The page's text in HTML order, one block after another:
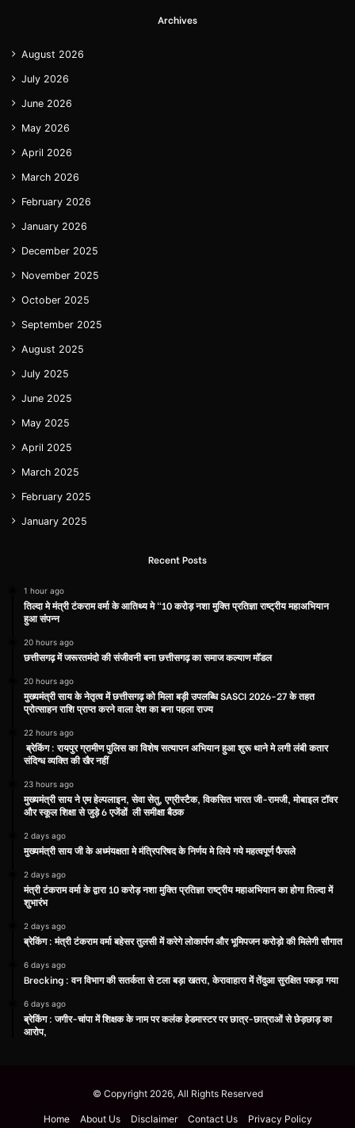
Archives
August 2026
July 2026
June 2026
May 2026
April 2026
March 2026
February 2026
January 2026
December 2025
November 2025
October 2025
September 2025
August 2025
July 2025
June 2025
May 2025
April 2025
March 2025
February 2025
January 2025
Recent Posts
1 hour ago
तिल्दा मे मंत्री टंकराम वर्मा के आतिथ्य मे “10 करोड़ नशा मुक्ति प्रतिज्ञा राष्ट्रीय महाअभियान
हुआ संपन्न
20 hours ago
छत्तीसगढ़ में जरूरतमंदो की संजीवनी बना छत्तीसगढ़ का समाज कल्याण मॉडल
20 hours ago
मुख्यमंत्री साय के नेतृत्व में छत्तीसगढ़ को मिला बड़ी उपलब्धि SASCI 2026-27 के तहत
प्रोत्साहन राशि प्राप्त करने वाला देश का बना पहला राज्य
22 hours ago
ब्रेकिंग : रायपुर ग्रामीण पुलिस का विशेष सत्यापन अभियान हुआ शुरू थाने मे लगी लंबी कतार
संदिग्ध व्यक्ति की खैर नहीं
23 hours ago
मुख्यमंत्री साय ने एम हेल्पलाइन, सेवा सेतु, एग्रीस्टैक, विकसित भारत जी-रामजी, मोबाइल टॉवर
और स्कूल शिक्षा से जुड़े 6 एजेंडों ली समीक्षा बैठक
2 days ago
मुख्यमंत्री साय जी के अध्मंयक्षता मे मंत्रिपरिषद के निर्णय मे लिये गये महत्वपूर्ण फैसले
2 days ago
मंत्री टंकराम वर्मा के द्वारा 10 करोड़ नशा मुक्ति प्रतिज्ञा राष्ट्रीय महाअभियान का होगा तिल्दा में
शुभारंभ
2 days ago
ब्रेकिंग : मंत्री टंकराम वर्मा बहेसर तुलसी में करेगे लोकार्पण और भूमिपजन करोड़ो की मिलेगी सौगात
6 days ago
Brecking : वन विभाग की सतर्कता से टला बड़ा खतरा, केरावाहारा में तेंदुआ सुरक्षित पकड़ा गया
6 days ago
ब्रेकिंग : जगीर-चांपा में शिक्षक के नाम पर कलंक हेडमास्टर पर छात्र-छात्राओं से छेड़छाड़ का
आरोप,
© Copyright 2026, All Rights Reserved
Home About Us Disclaimer Contact Us Privacy Policy